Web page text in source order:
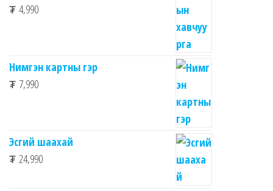
₮ 4,990
Нимгэн картны гэр
₮ 7,990
Эсгий шаахай
₮ 24,990